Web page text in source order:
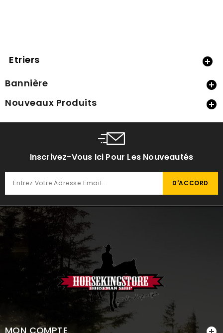
Etriers 
Bannière 
Nouveaux Produits 
Inscrivez-Vous Ici Pour Les Nouveautés
MON COMPTE